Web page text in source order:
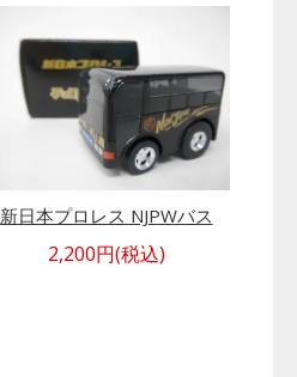
新日本プロレス NJPWバス
2,200円(税込)